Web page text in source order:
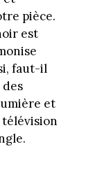
pièce.
est
faut-il
et
télévision